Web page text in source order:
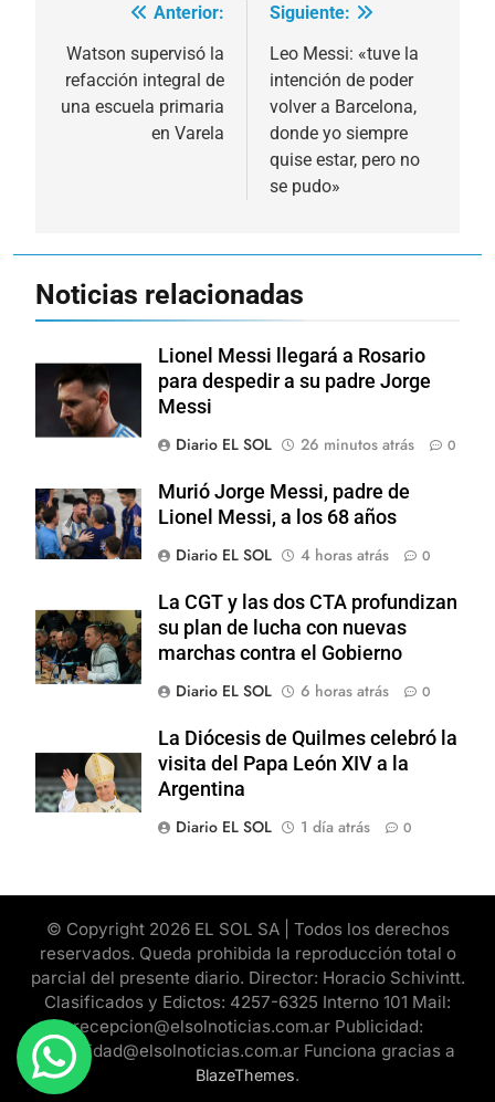
Navegación
de
entradas
Anterior:
Watson supervisó la
refacción integral de
una escuela primaria
en Varela
Siguiente:
Leo Messi: «tuve la
intención de poder
volver a Barcelona,
donde yo siempre
quise estar, pero no
se pudo»
Noticias relacionadas
Lionel Messi llegará a Rosario
para despedir a su padre Jorge
Messi
Diario EL SOL
26 minutos atrás 0
Murió Jorge Messi, padre de
Lionel Messi, a los 68 años
Diario EL SOL
4 horas atrás 0
La CGT y las dos CTA profundizan
su plan de lucha con nuevas
marchas contra el Gobierno
Diario EL SOL
6 horas atrás 0
La Diócesis de Quilmes celebró la
visita del Papa León XIV a la
Argentina
Diario EL SOL
1 día atrás 0
© Copyright 2026 EL SOL SA | Todos los derechos
reservados. Queda prohibida la reproducción total o
parcial del presente diario. Director: Horacio Schivintt.
Clasificados y Edictos: 4257-6325 Interno 101 Mail:
recepcion@elsolnoticias.com.ar Publicidad:
publicidad@elsolnoticias.com.ar Funciona gracias a
BlazeThemes.